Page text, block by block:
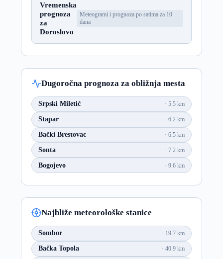
Vremenska
prognoza
za
Doroslovo
Meteogrami i prognoza po satima za 10
dana
Dugoročna prognoza za obližnja mesta
Srpski Miletić 5.5 km
Stapar 6.2 km
Bački Brestovac 6.5 km
Sonta 7.2 km
Bogojevo 9.6 km
Najbliže meteorološke stanice
Sombor 19.7 km
Bačka Topola 40.9 km